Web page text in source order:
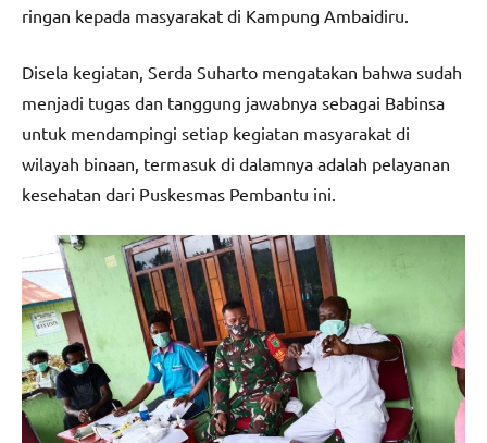
ringan kepada masyarakat di Kampung Ambaidiru.
Disela kegiatan, Serda Suharto mengatakan bahwa sudah
menjadi tugas dan tanggung jawabnya sebagai Babinsa
untuk mendampingi setiap kegiatan masyarakat di
wilayah binaan, termasuk di dalamnya adalah pelayanan
kesehatan dari Puskesmas Pembantu ini.